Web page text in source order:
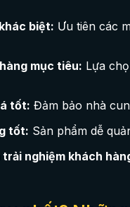
biệt: Ưu tiên các
mục tiêu: Lựa
tốt: Đảm bảo nhà
tốt: Sản phẩm dễ
nghiệm khách